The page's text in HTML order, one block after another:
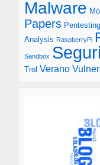
Malware
Papers Pentesting
Analysis RaspberryPi
Sandbox
Trol Verano